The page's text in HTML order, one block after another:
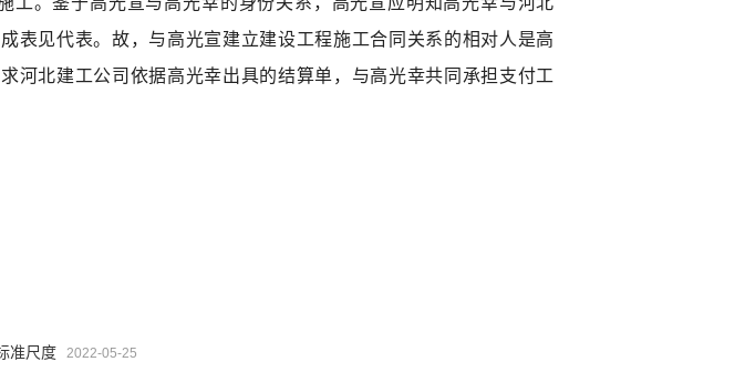
表见代表。故，与高光宣建立建设工程施工合同关系的相对人是高
河北建工公司依据高光幸出具的结算单，与高光幸共同承担支付工
准尺度 2022-05-25